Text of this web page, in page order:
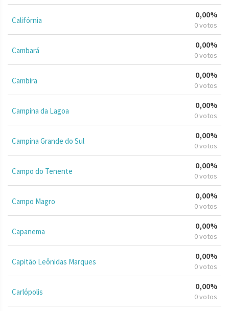
Califórnia
0,00%
0 votos
Cambará
0,00%
0 votos
Cambira
0,00%
0 votos
Campina da Lagoa
0,00%
0 votos
Campina Grande do Sul
0,00%
0 votos
Campo do Tenente
0,00%
0 votos
Campo Magro
0,00%
0 votos
Capanema
0,00%
0 votos
Capitão Leônidas Marques
0,00%
0 votos
Carlópolis
0,00%
0 votos